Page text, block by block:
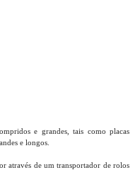
e grandes, tais como placas
e longos.
através de um transportador de rolos